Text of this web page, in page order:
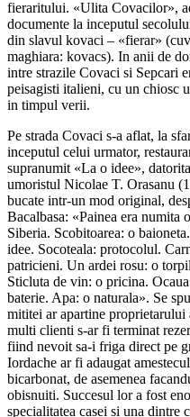
fieraritului. «Ulita Covacilor»,
documente la inceputul
din slavul kovaci – «fierar»
maghiara: kovacs). In anii de
intre strazile Covaci si Sepcari
peisagisti italieni, cu un chiosc
in timpul verii.
Pe strada Covaci s-a aflat, la
inceputul celui urmator,
supranumit «La o idee»,
umoristul Nicolae T. Orasanu
bucate intr-un mod original,
Bacalbasa: «Painea era numita
Siberia. Scobitoarea: o
idee. Socoteala: protocolul.
patricieni. Un ardei rosu: o
Sticluta de vin: o pricina.
baterie. Apa: o naturala». Se
mititei ar apartine proprietarului
multi clienti s-ar fi terminat
fiind nevoit sa-i friga direct pe
Iordache ar fi adaugat
bicarbonat, de asemenea
obisnuiti. Succesul lor a fost
specialitatea casei si una dintre